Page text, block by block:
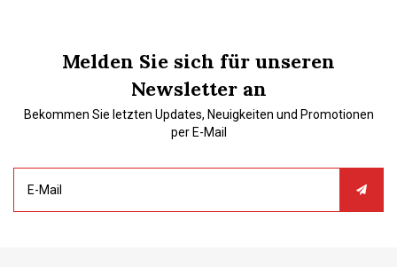
Melden Sie sich für unseren
Newsletter an
Bekommen Sie letzten Updates, Neuigkeiten und Promotionen
per E-Mail